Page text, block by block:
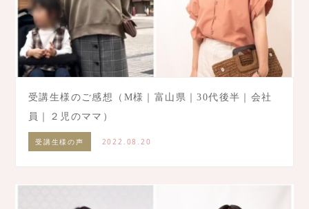
受講生様のご感想（M様｜富山県｜30代後半｜会社
員｜２児のママ）
受講生様の声 2022.08.20